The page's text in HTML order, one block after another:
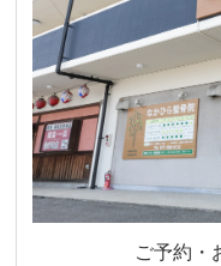
ご予約・